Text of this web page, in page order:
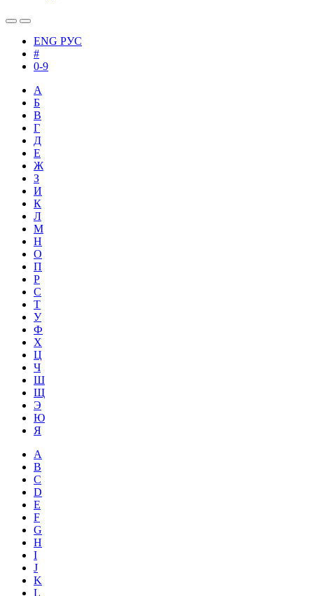
ENG РУС
#
0-9
А
Б
В
Г
Д
Е
Ж
З
И
К
Л
М
Н
О
П
Р
С
Т
У
Ф
Х
Ц
Ч
Ш
Щ
Э
Ю
Я
A
B
C
D
E
F
G
H
I
J
K
L